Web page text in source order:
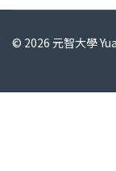
© 2026 元智大學